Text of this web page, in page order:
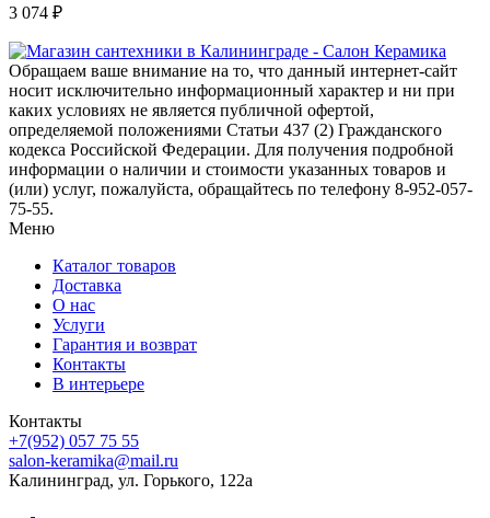
3 074 ₽
Обращаем ваше внимание на то, что данный интернет-сайт
носит исключительно информационный характер и ни при
каких условиях не является публичной офертой,
определяемой положениями Статьи 437 (2) Гражданского
кодекса Российской Федерации. Для получения подробной
информации о наличии и стоимости указанных товаров и
(или) услуг, пожалуйста, обращайтесь по телефону 8-952-057-
75-55.
Меню
Каталог товаров
Доставка
О нас
Услуги
Гарантия и возврат
Контакты
В интерьере
Контакты
+7(952) 057 75 55
salon-keramika@mail.ru
Калининград, ул. Горького, 122а